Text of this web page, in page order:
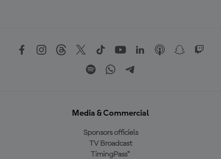
Media & Commercial
Sponsors officiels
TV Broadcast
TimingPass™